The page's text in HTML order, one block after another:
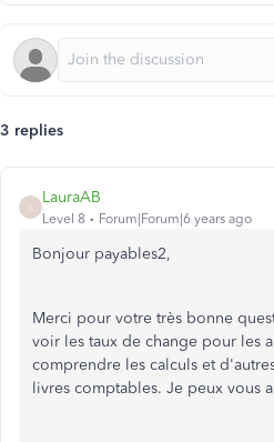
3 replies
LauraAB
Level 8 Forum|Forum|6 years ago
Bonjour payables2,
Merci pour votre très bonne
voir les taux de change pour les
comprendre les calculs et
livres comptables. Je peux vous